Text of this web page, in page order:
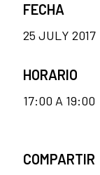
FECHA
25 JULY 2017
HORARIO
17:00 A 19:00
COMPARTIR